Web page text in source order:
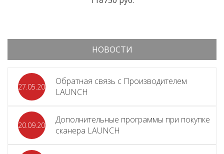
НОВОСТИ
27.05.2026
Обратная связь с Производителем
LAUNCH
20.09.2025
Дополнительные программы при покупке
сканера LAUNCH